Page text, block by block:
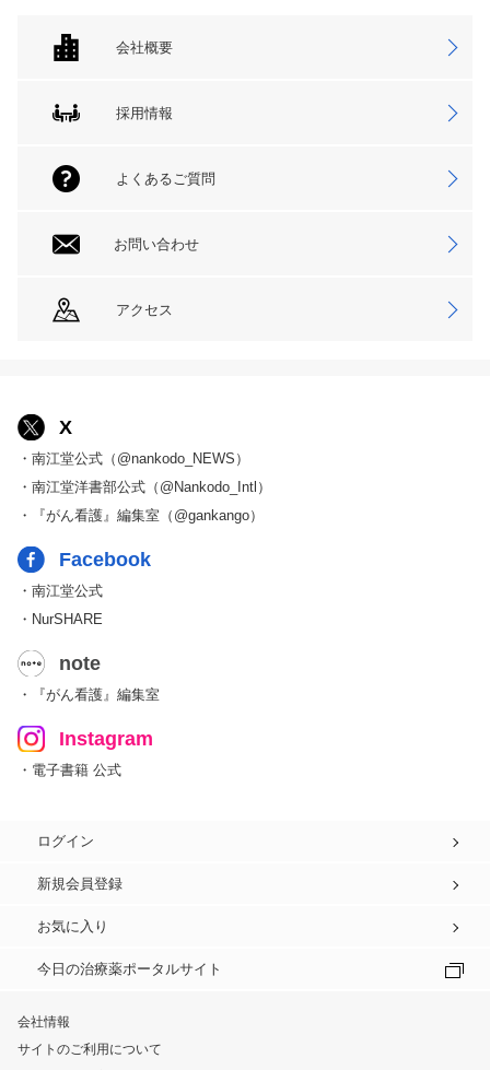
会社概要
採用情報
よくあるご質問
お問い合わせ
アクセス
X
・南江堂公式（@nankodo_NEWS）
・南江堂洋書部公式（@Nankodo_Intl）
・『がん看護』編集室（@gankango）
Facebook
・南江堂公式
・NurSHARE
note
・『がん看護』編集室
Instagram
・電子書籍 公式
ログイン
新規会員登録
お気に入り
今日の治療薬ポータルサイト
会社情報
サイトのご利用について